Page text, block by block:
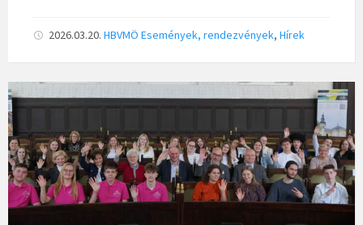
2026.03.20. HBVMÖ Események, rendezvények, Hírek